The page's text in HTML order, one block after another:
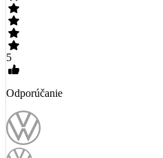
5
Odporúčanie